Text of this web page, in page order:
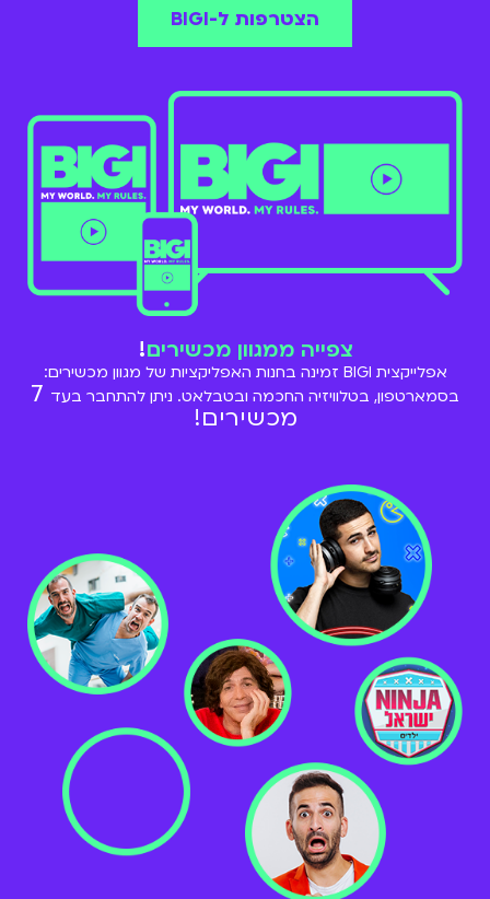
הצטרפות ל-BIGI
צפייה ממגוון מכשירים!
אפלייקצית BIGI זמינה בחנות האפליקציות של מגוון מכשירים:
בסמארטפון, בטלוויזיה החכמה ובטבלאט. ניתן להתחבר בעד 7
מכשירים!